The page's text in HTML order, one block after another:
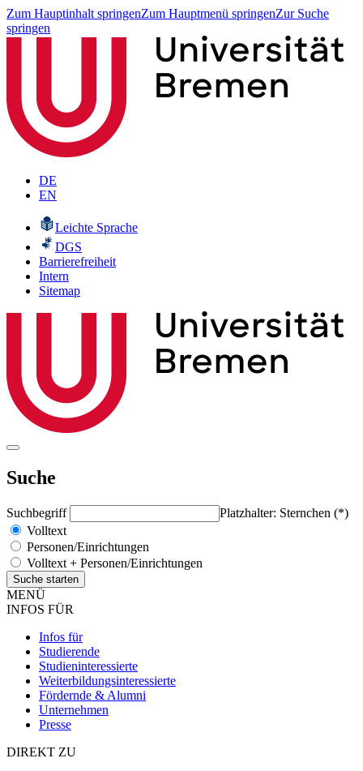
Zum Hauptinhalt springenZum Hauptmenü springenZur Suche
springen
DE
EN
Leichte Sprache
DGS
Barrierefreiheit
Intern
Sitemap
Suche
Suchbegriff
Platzhalter: Sternchen (*)
Volltext
Personen/Einrichtungen
Volltext + Personen/Einrichtungen
MENÜ
INFOS FÜR
Infos für
Studierende
Studieninteressierte
Weiterbildungsinteressierte
Fördernde & Alumni
Unternehmen
Presse
DIREKT ZU